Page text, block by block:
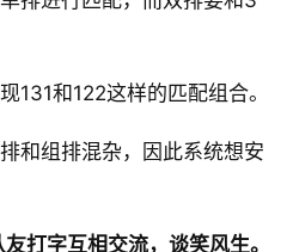
131和122这样的匹配组合。
和组排混杂，因此系统想安
打字互相交流，谈笑风生。